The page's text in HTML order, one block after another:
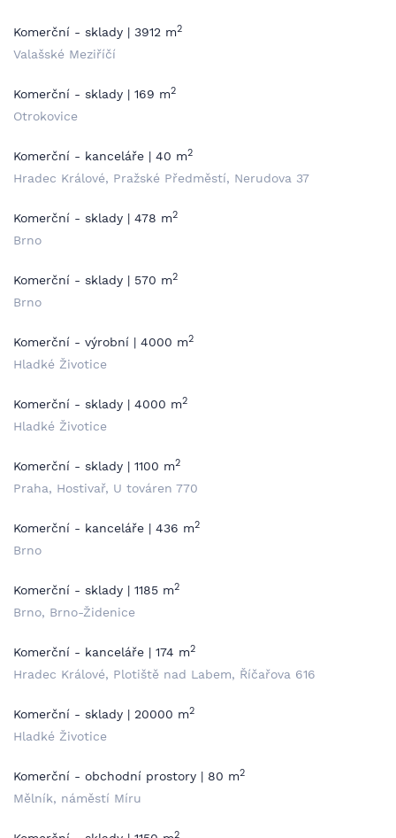
Komerční - sklady | 3912 m2
Valašské Meziříčí
Komerční - sklady | 169 m2
Otrokovice
Komerční - kanceláře | 40 m2
Hradec Králové, Pražské Předměstí, Nerudova 37
Komerční - sklady | 478 m2
Brno
Komerční - sklady | 570 m2
Brno
Komerční - výrobní | 4000 m2
Hladké Životice
Komerční - sklady | 4000 m2
Hladké Životice
Komerční - sklady | 1100 m2
Praha, Hostivař, U továren 770
Komerční - kanceláře | 436 m2
Brno
Komerční - sklady | 1185 m2
Brno, Brno-Židenice
Komerční - kanceláře | 174 m2
Hradec Králové, Plotiště nad Labem, Říčařova 616
Komerční - sklady | 20000 m2
Hladké Životice
Komerční - obchodní prostory | 80 m2
Mělník, náměstí Míru
2